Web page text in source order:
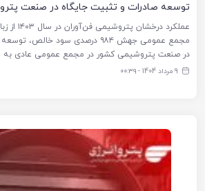
توسعه صادرات و تثبیت جایگاه در صنعت
عملکرد
مجمع عمومی جهش ۹۸۴ درصدی سود
در صنعت پتروشیمی کشور در مجمع عمومی عادی به
9 مرداد 1404 - ۰۰:۳۹